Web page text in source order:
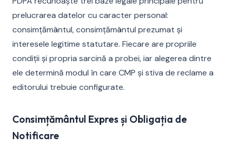
prelucrarea datelor cu caracter personal:
consimțământul, consimțământul prezumat și
interesele legitime statutare. Fiecare are propriile
condiții și propria sarcină a probei, iar alegerea dintre
ele determină modul în care CMP și stiva de reclame a
editorului trebuie configurate.
Consimțământul Expres și Obligația de
Notificare